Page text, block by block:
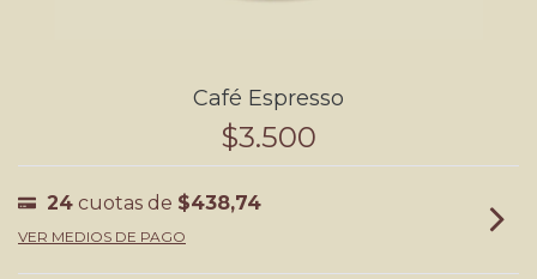
Café Espresso
$3.500
24 cuotas de $438,74
VER MEDIOS DE PAGO